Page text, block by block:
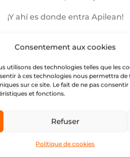
Consentement aux cookies
utilisons des technologies telles que les
à ces technologies nous permettra de
sur ce site. Le fait de ne pas
et fonctions.
Refuser
Politique de cookies
¡Y ahí es donde entra Apilean!
LA CLAVE